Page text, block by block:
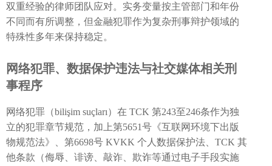
双重经验的律师团队应对。实务变量按主管部门和年份
不同而有所调整，但金融犯罪作为复杂刑事辩护领域的
特殊性多年来保持稳定。
网络犯罪、数据保护违法与社交媒体相关刑
事程序
网络犯罪（bilişim suçları）在 TCK 第243至246条作为独
立的犯罪章节规范，加上第5651号《互联网环境下出版
物规范法》、第6698号 KVKK 个人数据保护法、TCK 其
他条款（侮辱、诽谤、敲诈、欺诈等通过电子手段实施